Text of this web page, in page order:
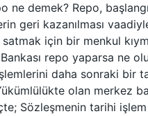
ne demek? Repo,
geri kazanılması
için bir menkul
repo yaparsa ne
daha sonraki bir
olan merkez
Sözleşmenin tarihi